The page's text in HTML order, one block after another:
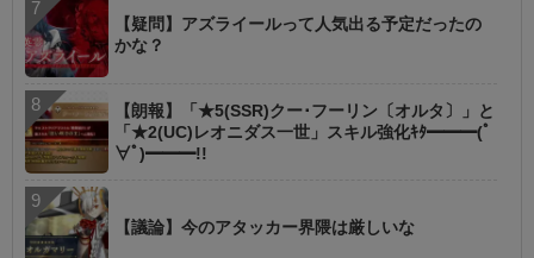
【疑問】アズライールって人気出る予定だったの
かな？
【朗報】「★5(SSR)クー･フーリン〔オルタ〕」と
「★2(UC)レオニダス一世」スキル強化ｷﾀ━━━(ﾟ
∀ﾟ)━━━!!
【議論】今のアタッカー界隈は厳しいな